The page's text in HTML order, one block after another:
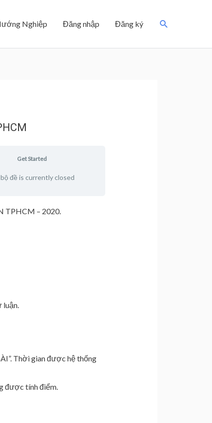
Nghiệp Đăng nhập Đăng ký Search
Get Started
đề is currently closed
TPHCM – 2020.
Thời gian được hệ thống
được tính điểm.